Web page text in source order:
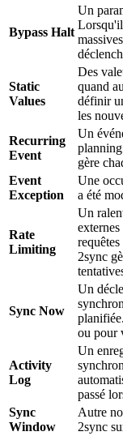
Bypass Halt
Un
Lorsqu'il
Static
Values
Des
quand
définir
les
Recurring
Event
Un
gère
Event
Exception
Une
a été
Rate
Limiting
Un
2sync
Sync Now
Un
ou pour
Activity
Log
Un
passé
Sync
Window
Autre
2sync